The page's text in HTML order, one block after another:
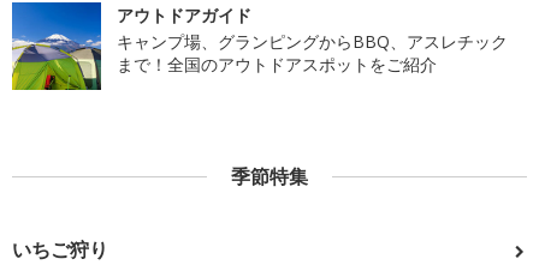
アウトドアガイド
キャンプ場、グランピングからBBQ、アスレチック
まで！全国のアウトドアスポットをご紹介
季節特集
いちご狩り